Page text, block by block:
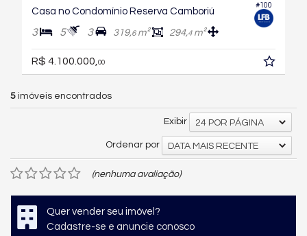
#100
Casa no Condomínio Reserva Camboriú
3 5 3 319,6m² 294,4m²
R$ 4.100.000, 00
5 imóveis encontrados
Exibir 24 POR PÁGINA
Ordenar por DATA MAIS RECENTE
(nenhuma avaliação)
Quer vender seu imóvel?
Cadastre-se e anuncie conosco